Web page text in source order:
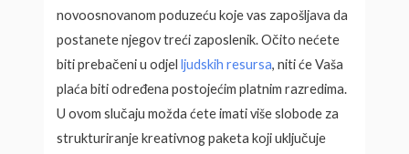
novoosnovanom poduzeću koje vas zapošljava da
postanete njegov treći zaposlenik. Očito nećete
biti prebačeni u odjelljudskih resursa, niti će Vaša
plaća biti određena postojećim platnim razredima.
U ovom slučaju možda ćete imati više slobode za
strukturiranje kreativnog paketa koji uključuje